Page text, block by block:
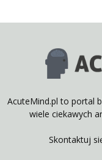
AcuteMind.pl to portal
wiele ciekawych
Skontaktuj